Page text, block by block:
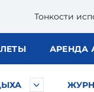
Тонкости
АРЕНДА